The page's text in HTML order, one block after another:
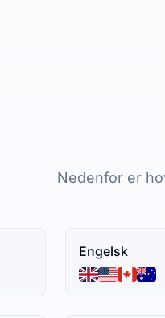
Nedenfor er
Engelsk